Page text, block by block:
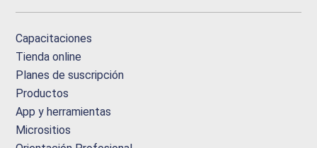
Capacitaciones
Tienda online
Planes de suscripción
Productos
App y herramientas
Micrositios